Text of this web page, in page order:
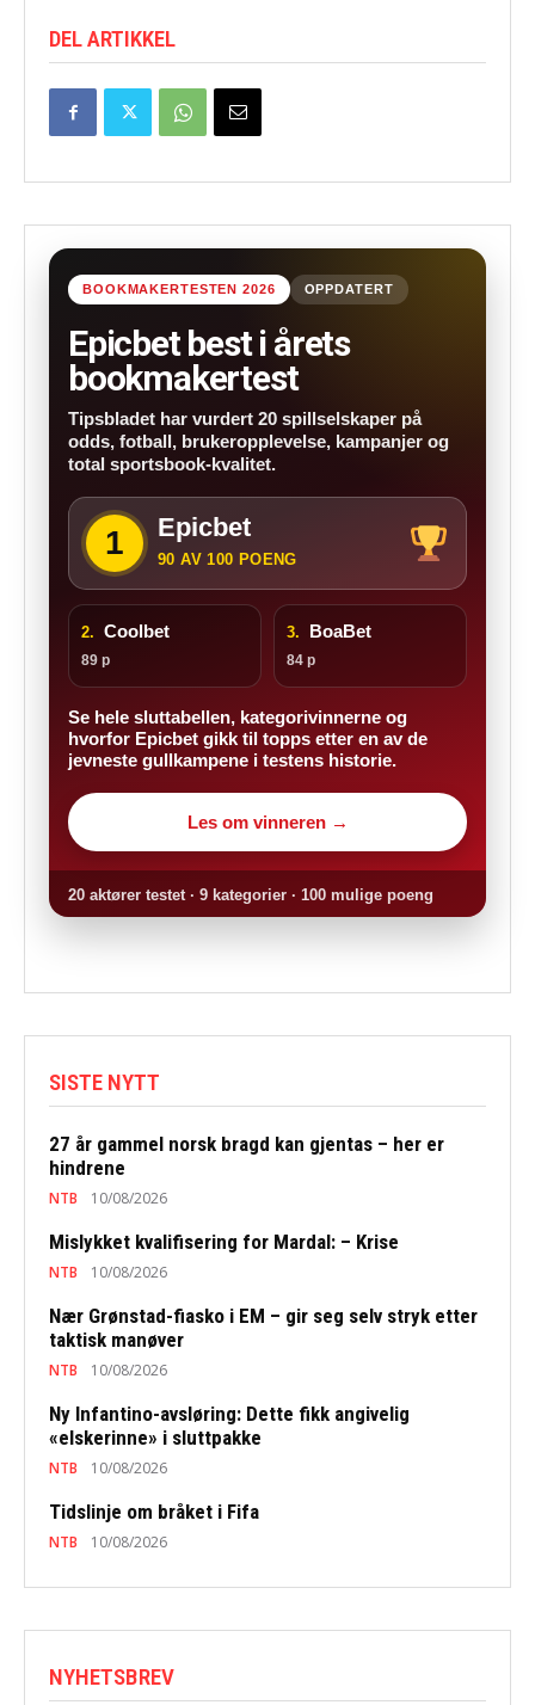
DEL ARTIKKEL
BOOKMAKERTESTEN 2026 OPPDATERT
Epicbet best i årets
bookmakertest
Tipsbladet har vurdert 20 spillselskaper på
odds, fotball, brukeropplevelse, kampanjer og
total sportsbook-kvalitet.
1 Epicbet
90 AV 100 POENG
2. Coolbet
89 p
3. BoaBet
84 p
Se hele sluttabellen, kategorivinnerne og
hvorfor Epicbet gikk til topps etter en av de
jevneste gullkampene i testens historie.
Les om vinneren →
20 aktører testet · 9 kategorier · 100 mulige poeng
SISTE NYTT
27 år gammel norsk bragd kan gjentas – her er
hindrene
NTB 10/08/2026
Mislykket kvalifisering for Mardal: – Krise
NTB 10/08/2026
Nær Grønstad-fiasko i EM – gir seg selv stryk etter
taktisk manøver
NTB 10/08/2026
Ny Infantino-avsløring: Dette fikk angivelig
«elskerinne» i sluttpakke
NTB 10/08/2026
Tidslinje om bråket i Fifa
NTB 10/08/2026
NYHETSBREV